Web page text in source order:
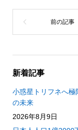
新着記事
小惑星トリフネへ
の未来
2026年8月9日